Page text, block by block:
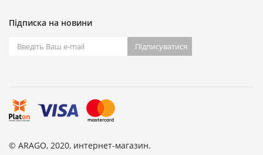
Підписка на новини
Підписуватися
© ARAGO, 2020, интернет-магазин.